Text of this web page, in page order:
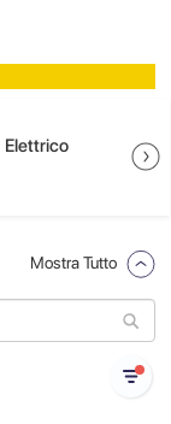
Elettrico
Mostra Tutto